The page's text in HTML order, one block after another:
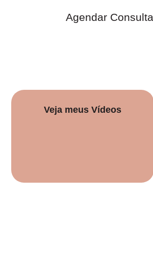
Agendar Consulta
Veja meus Vídeos